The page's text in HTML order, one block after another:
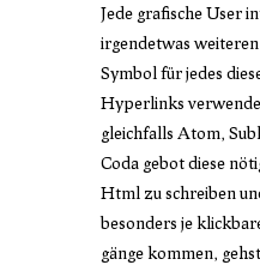
Jede grafische User
irgendetwas
Symbol für jedes
Hyperlinks
gleichfalls Atom,
Coda gebot diese
Html zu schreiben
besonders je
gänge kommen,